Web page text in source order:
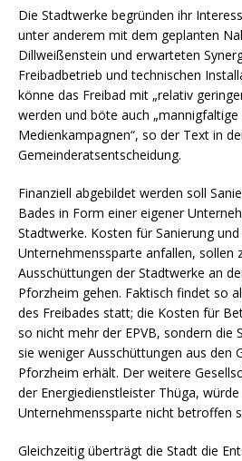
Die Stadtwerke begründen ihr
unter anderem mit dem geplanten
Dillweißenstein und erwarteten
Freibadbetrieb und technischen
könne das Freibad mit „relativ
werden und böte auch
Medienkampagnen“, so der Text in
Gemeinderatsentscheidung.
Finanziell abgebildet werden soll
Bades in Form einer eigener
Stadtwerke. Kosten für Sanierung
Unternehmenssparte anfallen, sollen
Ausschüttungen der Stadtwerke an
Pforzheim gehen. Faktisch findet so
des Freibades statt; die Kosten für
so nicht mehr der EPVB, sondern die
sie weniger Ausschüttungen aus den
Pforzheim erhält. Der weitere
der Energiedienstleister Thüga,
Unternehmenssparte nicht betroffen
Gleichzeitig überträgt die Stadt die